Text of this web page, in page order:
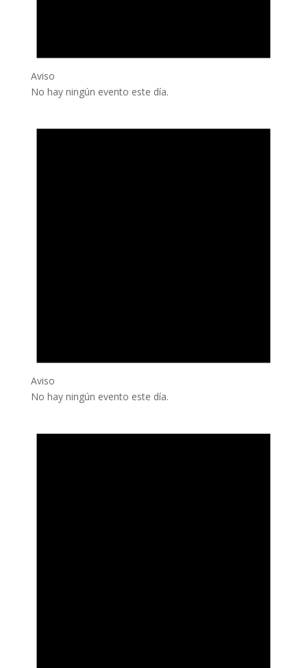
Aviso
No hay ningún evento este día.
Aviso
No hay ningún evento este día.